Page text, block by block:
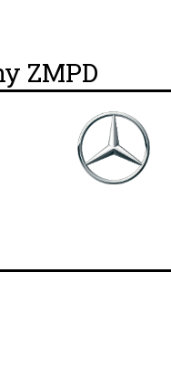
ZMPD